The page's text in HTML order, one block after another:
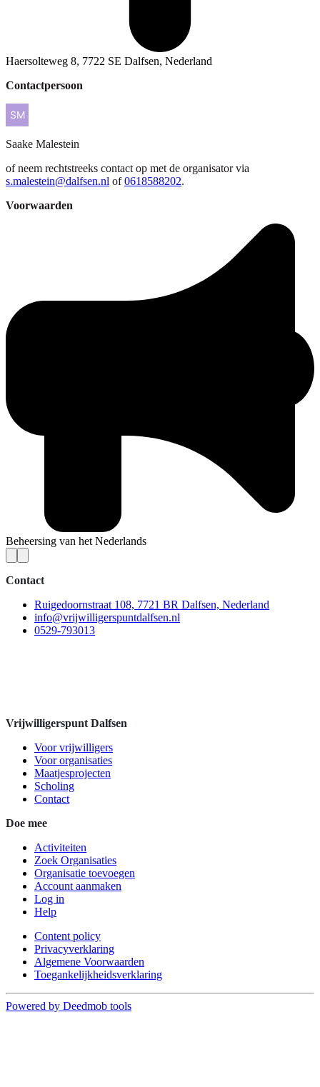
Haersolteweg 8, 7722 SE Dalfsen, Nederland
Contactpersoon
Saake Malestein
of neem rechtstreeks contact op met de organisator via
s.malestein@dalfsen.nl of 0618588202.
Voorwaarden
Beheersing van het Nederlands
Contact
Ruigedoornstraat 108, 7721 BR Dalfsen, Nederland
info@vrijwilligerspuntdalfsen.nl
0529-793013
Vrijwilligerspunt Dalfsen
Voor vrijwilligers
Voor organisaties
Maatjesprojecten
Scholing
Contact
Doe mee
Activiteiten
Zoek Organisaties
Organisatie toevoegen
Account aanmaken
Log in
Help
Content policy
Privacyverklaring
Algemene Voorwaarden
Toegankelijkheidsverklaring
Powered by Deedmob tools